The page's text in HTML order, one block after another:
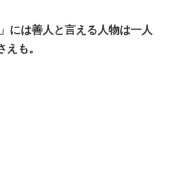
には善人と言える人物は一人
えも。